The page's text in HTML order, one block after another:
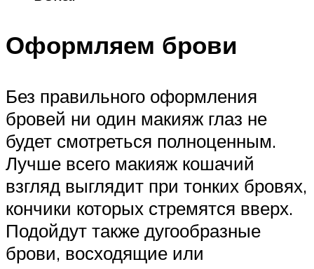
Оформляем брови
Без правильного оформления
бровей ни один макияж глаз не
будет смотреться полноценным.
Лучше всего макияж кошачий
взгляд выглядит при тонких бровях,
кончики которых стремятся вверх.
Подойдут также дугообразные
брови, восходящие или